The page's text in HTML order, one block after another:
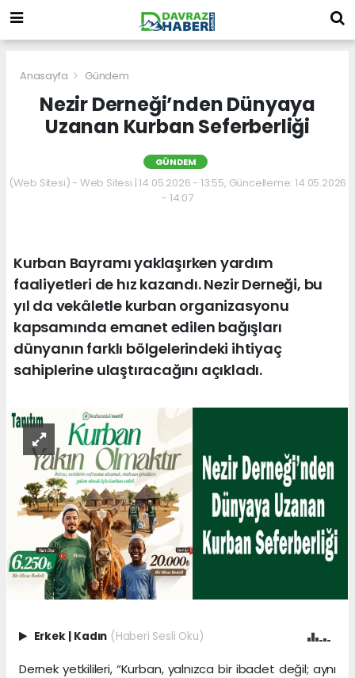
Anasayfa Gündem
Nezir Derneği’nden Dünyaya
Uzanan Kurban Seferberliği
GÜNDEM
(Web Sitesi) - Web Sitesi | 14.05.2026 - 13:55, Güncelleme: 14.05.2026
- 14:07
Kurban Bayramı yaklaşırken yardım
faaliyetleri de hız kazandı. Nezir Derneği, bu
yıl da vekâletle kurban organizasyonu
kapsamında emanet edilen bağışları
dünyanın farklı bölgelerindeki ihtiyaç
sahiplerine ulaştıracağını açıkladı.
Erkek | Kadın (Haberi Sesli Oku)
Dernek yetkilileri, “Kurban, yalnızca bir ibadet değil; aynı